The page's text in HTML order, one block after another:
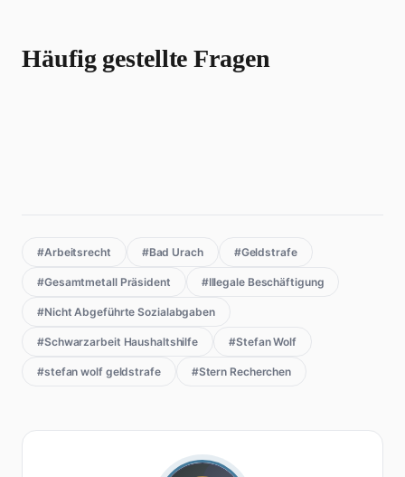
Häufig gestellte Fragen
#Arbeitsrecht #Bad Urach #Geldstrafe
#Gesamtmetall Präsident #Illegale Beschäftigung
#Nicht Abgeführte Sozialabgaben
#Schwarzarbeit Haushaltshilfe #Stefan Wolf
#stefan wolf geldstrafe #Stern Recherchen